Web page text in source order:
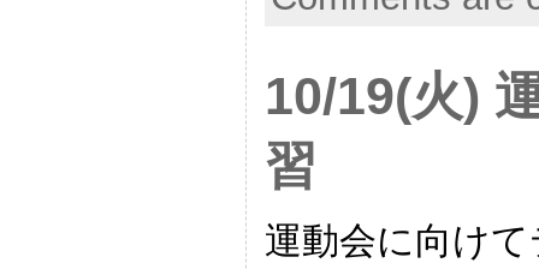
10/19(火)
習
運動会に向け